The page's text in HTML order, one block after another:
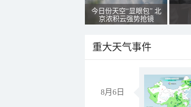
今日份天空“显眼包” 北
京浓积云强势抢镜
重大天气事件
8月6日